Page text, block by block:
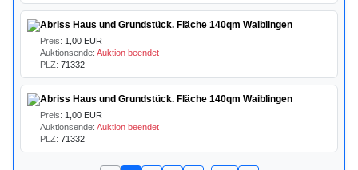
Abriss Haus und Grundstück. Fläche 140qm Waiblingen
Preis: 1,00 EUR
Auktionsende: Auktion beendet
PLZ: 71332
Abriss Haus und Grundstück. Fläche 140qm Waiblingen
Preis: 1,00 EUR
Auktionsende: Auktion beendet
PLZ: 71332